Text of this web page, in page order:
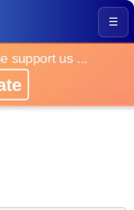
☰
support us ...